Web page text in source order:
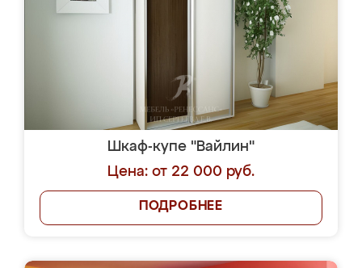
Шкаф-купе "Вайлин"
Цена: от 22 000 руб.
ПОДРОБНЕЕ